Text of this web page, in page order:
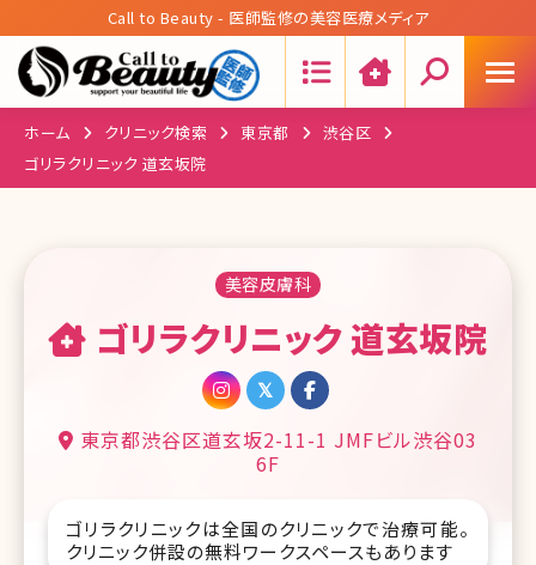
Call to Beauty - 医師監修の美容医療メディア
ホーム クリニック検索 東京都
渋谷区
ゴリラクリニック 道玄坂院
美容皮膚科
ゴリラクリニック 道玄坂院
東京都渋谷区道玄坂2-11-1 JMFビル渋谷03
6F
ゴリラクリニックは全国のクリニックで治療可能。
クリニック併設の無料ワークスペースもあります